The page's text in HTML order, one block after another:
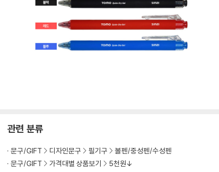
관련 분류
문구/GIFT 디자인문구 필기구
볼펜/중성펜/수성펜
문구/GIFT
가격대별 상품보기 5천원↓